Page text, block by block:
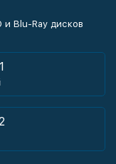
Blu-Ray дисков